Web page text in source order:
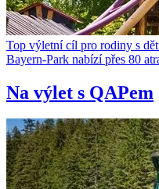
Top výletní cíl pro rodiny s
Bayern-Park nabízí přes 80
Na výlet s QAPem